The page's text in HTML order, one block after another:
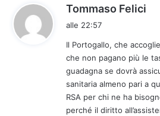
Tommaso Felici
e
t
t
o
:
alle 22:57
Il Portogallo, che
che non pagano più le
guadagna se dovrà
sanitaria almeno pari a
RSA per chi ne ha
perché il diritto